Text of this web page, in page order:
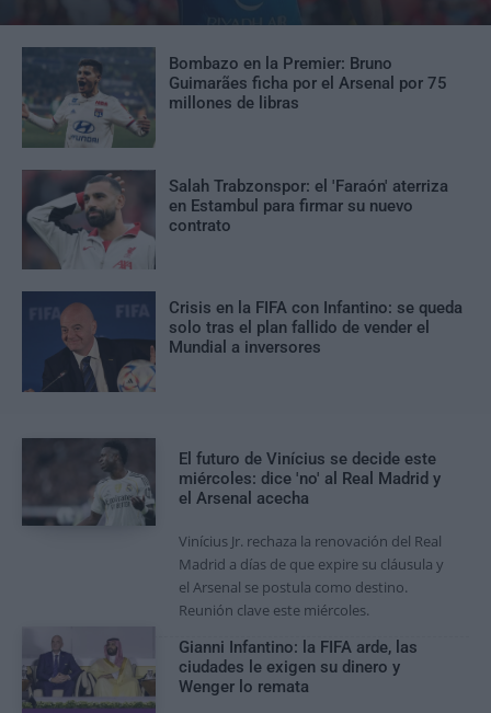
Bombazo en la Premier: Bruno
Guimarães ficha por el Arsenal por 75
millones de libras
Salah Trabzonspor: el 'Faraón' aterriza
en Estambul para firmar su nuevo
contrato
Crisis en la FIFA con Infantino: se queda
solo tras el plan fallido de vender el
Mundial a inversores
El futuro de Vinícius se decide este
miércoles: dice 'no' al Real Madrid y
el Arsenal acecha
Vinícius Jr. rechaza la renovación del Real
Madrid a días de que expire su cláusula y
el Arsenal se postula como destino.
Reunión clave este miércoles.
Gianni Infantino: la FIFA arde, las
ciudades le exigen su dinero y
Wenger lo remata